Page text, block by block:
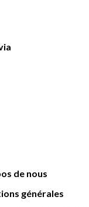
de nous
générales